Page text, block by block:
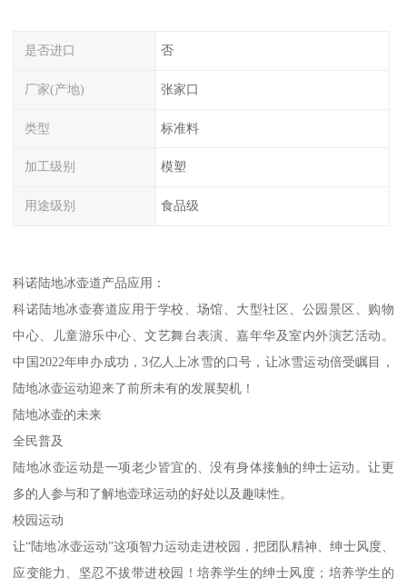
是否进口 否
厂家(产地) 张家口
类型 标准料
加工级别 模塑
用途级别 食品级
科诺陆地冰壶道产品应用：
科诺陆地冰壶赛道应用于学校、场馆、大型社区、公园景区、购物
中心、儿童游乐中心、文艺舞台表演、嘉年华及室内外演艺活动。
中国2022年申办成功，3亿人上冰雪的口号，让冰雪运动倍受瞩目，
陆地冰壶运动迎来了前所未有的发展契机！
陆地冰壶的未来
全民普及
陆地冰壶运动是一项老少皆宜的、没有身体接触的绅士运动。让更
多的人参与和了解地壶球运动的好处以及趣味性。
校园运动
让“陆地冰壶运动”这项智力运动走进校园，把团队精神、绅士风度、
应变能力、坚忍不拔带进校园！培养学生的绅士风度；培养学生的